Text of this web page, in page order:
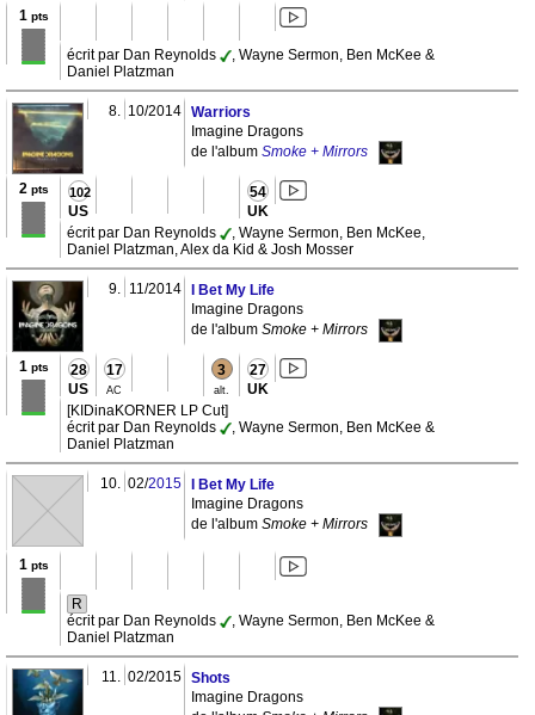
1 pts
écrit par Dan Reynolds
, Wayne Sermon, Ben McKee &
Daniel Platzman
8. 10/2014 Warriors
Imagine Dragons
de l'album Smoke + Mirrors
2 pts
102
US
54
UK
écrit par Dan Reynolds
, Wayne Sermon, Ben McKee,
Daniel Platzman, Alex da Kid & Josh Mosser
9. 11/2014
I Bet My Life
Imagine Dragons
de l'album Smoke + Mirrors
1 pts 28
US
17
AC
3
alt.
27
UK
[KIDinaKORNER LP Cut]
écrit par Dan Reynolds
, Wayne Sermon, Ben McKee &
Daniel Platzman
10. 02/2015
I Bet My Life
Imagine Dragons
de l'album Smoke + Mirrors
1 pts
R
écrit par Dan Reynolds
, Wayne Sermon, Ben McKee &
Daniel Platzman
11. 02/2015 Shots
Imagine Dragons